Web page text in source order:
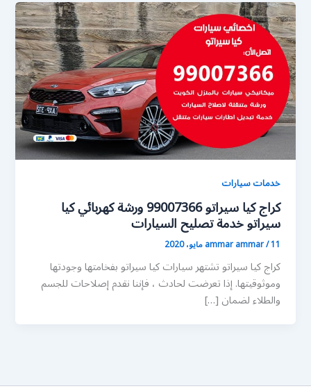
خدمات سيارات
كراج كيا سيراتو 99007366 ورشة كهربائي كيا
سيراتو خدمة تصليح السيارات
ammar ammar/11 مايو، 2020
كراج كيا سيراتو تشتهر سيارات كيا سيراتو بفخامتها وجودتها
وموثوقيتها. إذا تعرضت لحادث ، فإننا نقدم إصلاحات للجسم
والطلاء لضمان […]